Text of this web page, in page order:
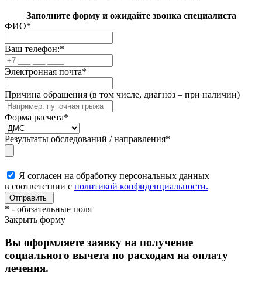
Заполните форму и ожидайте звонка специалиста
ФИО*
Ваш телефон:*
Электронная почта*
Причина обращения (в том числе, диагноз – при наличии)
Форма расчета*
Результаты обследований / направления*
Я согласен на обработку персональных данных
в соответствии с политикой конфиденциальности.
* - обязательные поля
Закрыть форму
Вы оформляете заявку на получение
социального вычета по расходам на оплату
лечения.